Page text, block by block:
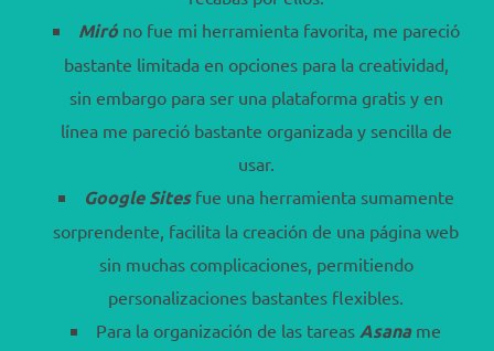
Miró no fue mi herramienta favorita, me pareció
bastante limitada en opciones para la creatividad,
sin embargo para ser una plataforma gratis y en
línea me pareció bastante organizada y sencilla de
usar.
Google Sites fue una herramienta sumamente
sorprendente, facilita la creación de una página web
sin muchas complicaciones, permitiendo
personalizaciones bastantes flexibles.
Para la organización de las tareas Asana me